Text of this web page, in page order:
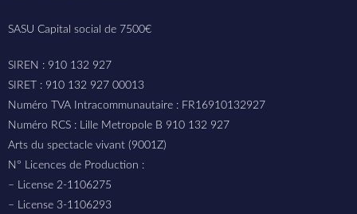
SASU Capital social de 7500€
SIREN : 910 132 927
SIRET : 910 132 927 00013
Numéro TVA Intracommunautaire : FR16910132927
Numéro RCS : Lille Metropole B 910 132 927
Arts du spectacle vivant (9001Z)
N° Licences de Production :
– License 2-1106275
– License 3-1106293